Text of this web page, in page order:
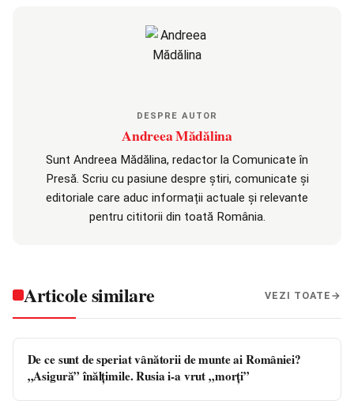
DESPRE AUTOR
Andreea Mădălina
Sunt Andreea Mădălina, redactor la Comunicate în
Presă. Scriu cu pasiune despre știri, comunicate și
editoriale care aduc informații actuale și relevante
pentru cititorii din toată România.
Articole similare VEZI TOATE
De ce sunt de speriat vânătorii de munte ai României?
„Asigură” înălțimile. Rusia i-a vrut „morți”